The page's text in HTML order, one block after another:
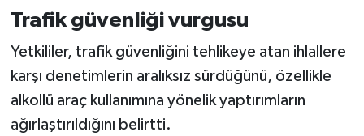
Trafik güvenliği vurgusu
Yetkililer, trafik güvenliğini tehlikeye atan ihlallere
karşı denetimlerin aralıksız sürdüğünü, özellikle
alkollü araç kullanımına yönelik yaptırımların
ağırlaştırıldığını belirtti.